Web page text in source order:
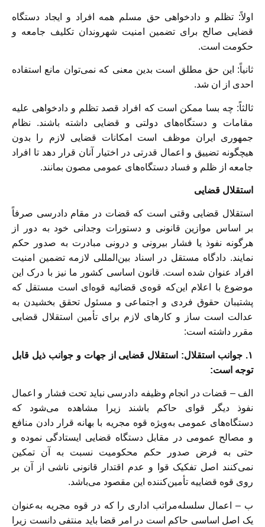
اولاً: تظلم و دادخواهی حق مسلم همه افراد و ایجاد دستگاه
قضایی صالح برای تضمین امنیت شهروندان تکلیف جامعه و
حکومت است.
ثانیاً: این حق مطلق است بدین معنی که نمی‌توان مانع استفاده
احدی از ان شد.
ثالثاً: چه بسا ممکن است که افراد قصد تظلم و دادخواهی علیه
مقامات و دستگاه‌های دولتی و قضایی داشته باشند. نظام
جمهوری ایران موظف است امکانات قضایی لازم را بدون
هیچگونه تضییق و اعمال قدرتی در اختیار آنان قرار دهد تا افراد
جامعه از ظلم و فساد دستگاه‌های عمومی مصون بمانند.
استقلال قضایی
استقلال قضایی وقتی است که قضات در مقام دادرسی صرفاً
بر اساس موازین قانونی و دستورات وجدانی خود به دور از
هرگونه نفوذ یا فشار بیرونی و درونی مبادرت به صدور حکم
نمایند. دادگاه مستقل در اسناد بین‌المللی لازمه تضمین امنیت
افراد عنوان شده است. قانون اساسی کشور ما نیز با درک این
موضوع با اعلام این‌که قوه‌ی قضائیه قوه‌ای است مستقل که
پشتیبان حقوق فردی و اجتماعی و مسئول تحقق بخشیدن به
عدالت است ساز و کارهای لازم برای تأمین استقلال قضایی
مقرر داشته است:
۱. جوانب استقلال: استقلال قضایی از جهات و جوانب ذیل قابل
توجه است:
الف – قضات در انجام وظیفه دادرسی نباید تحت فشار و اعمال
نفوذ دیگر قوای حاکم باشند زیرا مشاهده می‌شود که
دستگاه‌های عمومی به‌ویژه قوه مجریه با بهانه قرار دادن منافع
و مصالح عمومی در مقابل دستگاه قضایی ایستادگی نموده و
حتی به فرض صدور حکم محکومیت نسبت به آن تمکین
نمی‌کنند اصل تفکیک قوا و عدم اقتدار قانونی ناشی از آن بر
روی قوه قضاییه تأمین‌کننده این مقصود می‌باشد.
ب – اعمال سلسله‌مراتب اداری را که در قوه مجریه به‌عنوان
یک اصل اساسی حاکم است در امر قضا باید منتفی دانست زیرا